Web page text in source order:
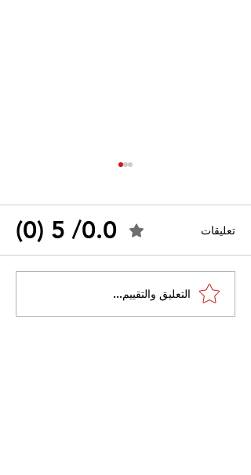
القضاء الإداري يقضي بحل
نقابة "كنابست"
تعليقات 0.0/ 5 (0)
التعليق والتقييم...